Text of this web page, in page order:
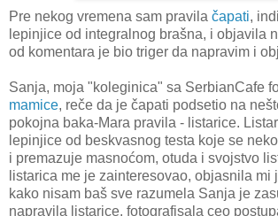
Pre nekog vremena sam pravila čapati,
lepinjice od integralnog brašna, i objavila
od komentara je bio triger da napravim i
Sanja, moja "koleginica" sa SerbianCafe
mamice, reče da je čapati podsetio na
pokojna baka-Mara pravila - listarice.
lepinjice od beskvasnog testa koje se
i premazuje masnoćom, otuda i svojstvo
listarica me je zainteresovao, objasnila mi
kako nisam baš sve razumela Sanja je
napravila listarice, fotografisala ceo